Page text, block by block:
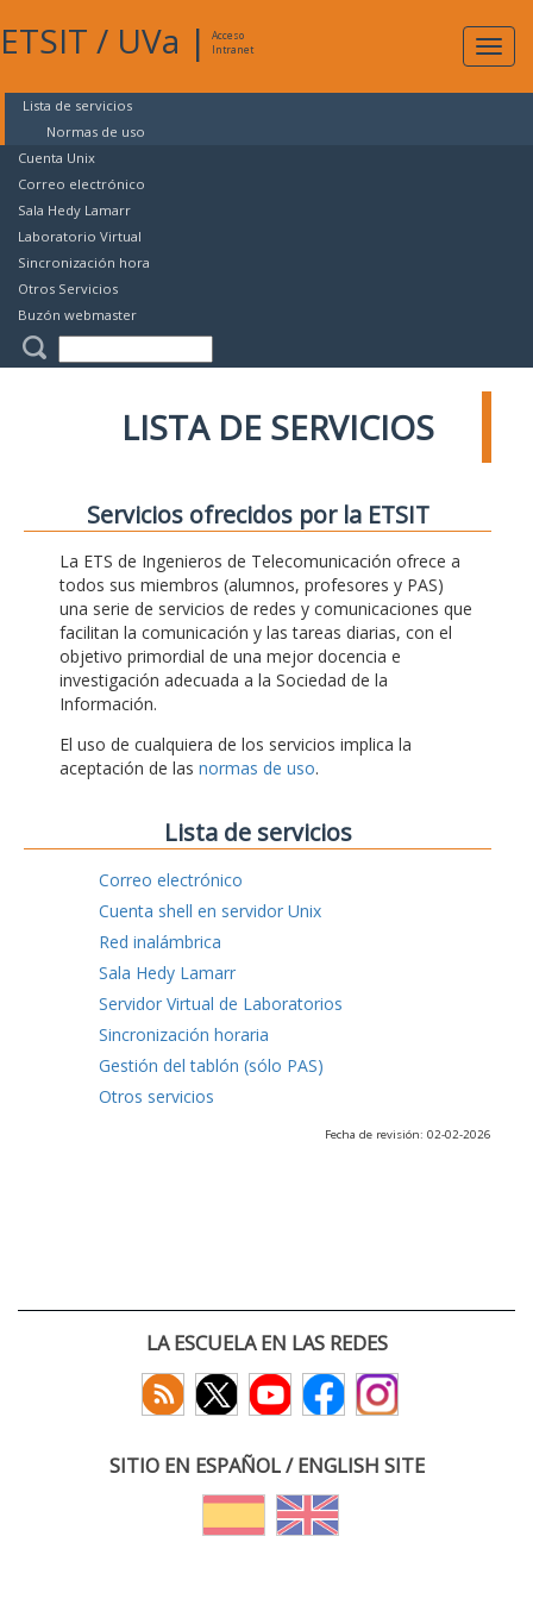
ETSIT / UVa |
Acceso
Intranet
Lista de servicios
Normas de uso
Cuenta Unix
Correo electrónico
Sala Hedy Lamarr
Laboratorio Virtual
Sincronización hora
Otros Servicios
Buzón webmaster
LISTA DE SERVICIOS
Servicios ofrecidos por la ETSIT
La ETS de Ingenieros de Telecomunicación ofrece a
todos sus miembros (alumnos, profesores y PAS)
una serie de servicios de redes y comunicaciones que
facilitan la comunicación y las tareas diarias, con el
objetivo primordial de una mejor docencia e
investigación adecuada a la Sociedad de la
Información.
El uso de cualquiera de los servicios implica la
aceptación de las normas de uso.
Lista de servicios
Correo electrónico
Cuenta shell en servidor Unix
Red inalámbrica
Sala Hedy Lamarr
Servidor Virtual de Laboratorios
Sincronización horaria
Gestión del tablón (sólo PAS)
Otros servicios
Fecha de revisión: 02-02-2026
LA ESCUELA EN LAS REDES
SITIO EN ESPAÑOL / ENGLISH SITE